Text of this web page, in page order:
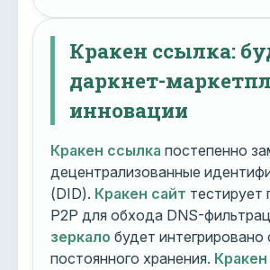
Кракен ссылка:
даркнет-
инновации
Кракен ссылка постепенно
децентрализованные
(DID). Кракен сайт тестирует
P2P для обхода DNS-
зеркало будет интегрировано
постоянного хранения. Кракен